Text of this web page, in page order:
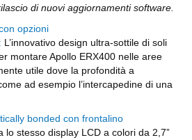
di nuovi aggiornamenti software.
opzioni
: L’innovativo design ultra-sottile di soli
montare Apollo ERX400 nelle aree
utile dove la profondità a
ad esempio l’intercapedine di una
bonded con frontalino
lo stesso display LCD a colori da 2,7”